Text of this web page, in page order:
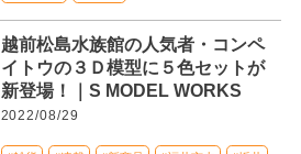
越前松島水族館の人気者・コンペ
イトウの３Ｄ模型に５色セットが
新登場！｜S MODEL WORKS
2022/08/29